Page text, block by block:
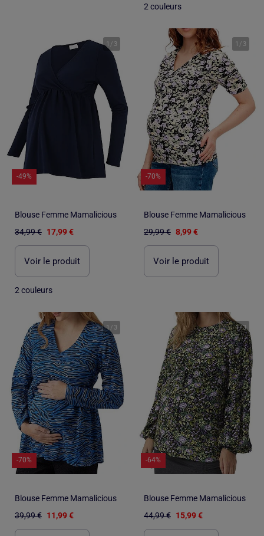
2 couleurs
1 / 3
-49%
Blouse Femme Mamalicious
34,99 € 17,99 €
Voir le produit
2 couleurs
1 / 3
-70%
Blouse Femme Mamalicious
29,99 € 8,99 €
Voir le produit
1 / 3
-70%
Blouse Femme Mamalicious
39,99 € 11,99 €
1/3
-64%
Blouse Femme Mamalicious
44,99 € 15,99 €